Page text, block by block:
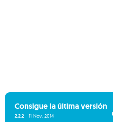
Consigue la última versión
2.2.2 11 Nov. 2014